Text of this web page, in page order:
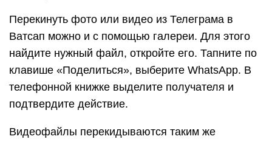
Перекинуть фото или видео из Телеграма в
Ватсап можно и с помощью галереи. Для этого
найдите нужный файл, откройте его. Тапните по
клавише «Поделиться», выберите WhatsApp. В
телефонной книжке выделите получателя и
подтвердите действие.
Видеофайлы перекидываются таким же